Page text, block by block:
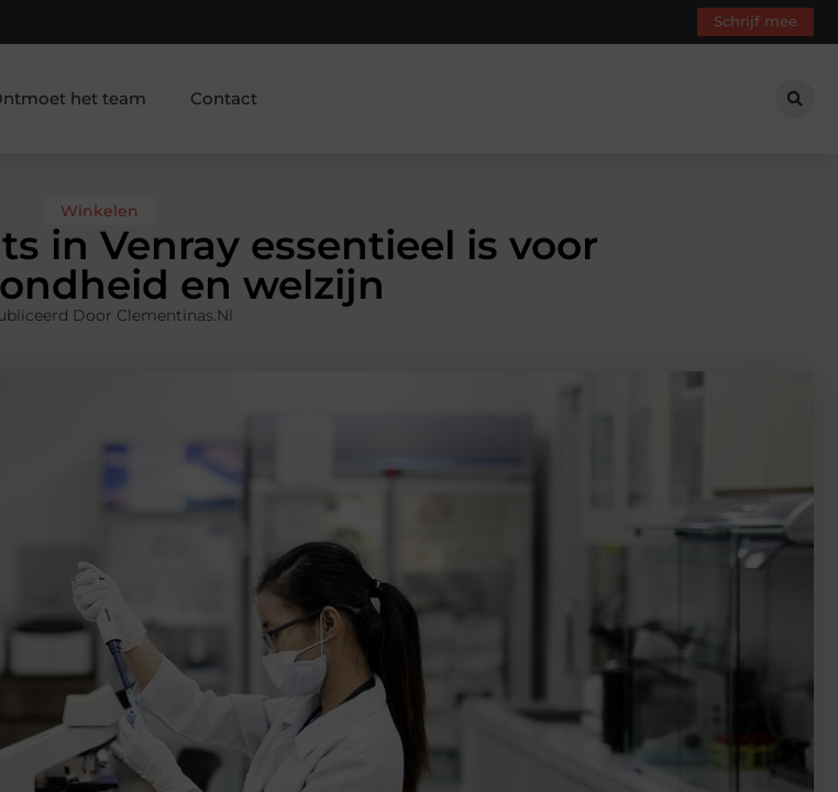
Schrijf mee
het team Contact
Winkelen
in Venray essentieel is voor
en welzijn
Door Clementinas.nl